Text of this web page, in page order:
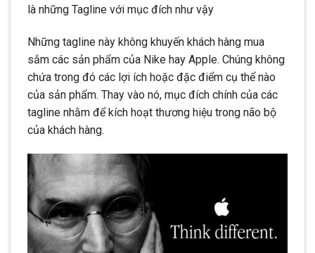
là những Tagline với mục đích như vậy
Những tagline này không khuyến khách hàng mua
sắm các sản phẩm của Nike hay Apple. Chúng không
chứa trong đó các lợi ích hoặc đặc điểm cụ thể nào
của sản phẩm. Thay vào nó, mục đích chính của các
tagline nhằm để kích hoạt thương hiệu trong não bộ
của khách hàng.